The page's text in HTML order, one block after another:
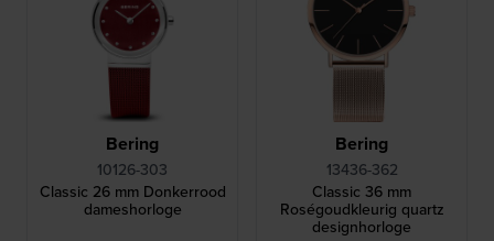
Bering
10126-303
Classic 26 mm Donkerrood
dameshorloge
Bering
13436-362
Classic 36 mm
Roségoudkleurig quartz
designhorloge